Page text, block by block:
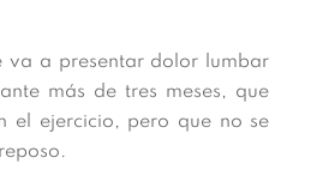
va a presentar dolor lumbar
más de tres meses, que
el ejercicio, pero que no se